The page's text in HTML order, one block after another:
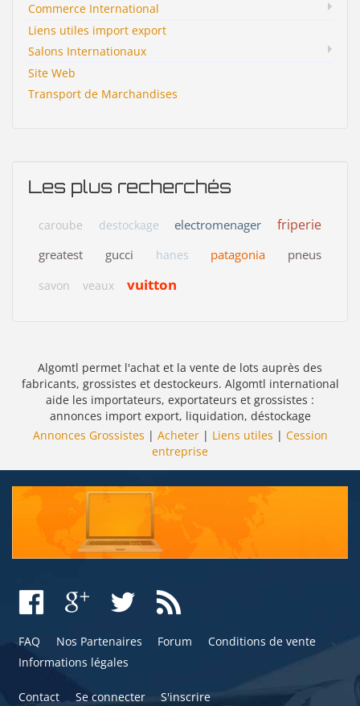
Commerce International
Liens utiles import export
Salons Internationaux
Site Web
Transport de Marchandises
Les plus recherchés
caroube destockage electromenager friperie
greatest gucci hanes patagonia pneus
savon veaux vuitton
Algomtl permet l'achat et la vente de lots auprès des
fabricants, grossistes et destockeurs. Algomtl international
aide les importateurs, exportateurs et grossistes :
annonces import export, liquidation, déstockage
Annonces Grossistes | Acheter| Liens utiles | Cession
entreprise
FAQ Nos Partenaires Forum
Conditions de vente
Informations légales
Contact Se connecter S'inscrire